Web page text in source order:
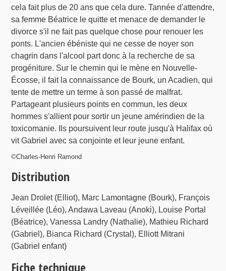
cela fait plus de 20 ans que cela dure. Tannée d'attendre,
sa femme Béatrice le quitte et menace de demander le
divorce s'il ne fait pas quelque chose pour renouer les
ponts. L'ancien ébéniste qui ne cesse de noyer son
chagrin dans l'alcool part donc à la recherche de sa
progéniture. Sur le chemin qui le mène en Nouvelle-
Écosse, il fait la connaissance de Bourk, un Acadien, qui
tente de mettre un terme à son passé de malfrat.
Partageant plusieurs points en commun, les deux
hommes s'allient pour sortir un jeune amérindien de la
toxicomanie. Ils poursuivent leur route jusqu'à Halifax où
vit Gabriel avec sa conjointe et leur jeune enfant.
©Charles-Henri Ramond
Distribution
Jean Drolet (Elliot), Marc Lamontagne (Bourk), François
Léveillée (Léo), Andawa Laveau (Anoki), Louise Portal
(Béatrice), Vanessa Landry (Nathalie), Mathieu Richard
(Gabriel), Bianca Richard (Crystal), Elliott Mitrani
(Gabriel enfant)
Fiche technique